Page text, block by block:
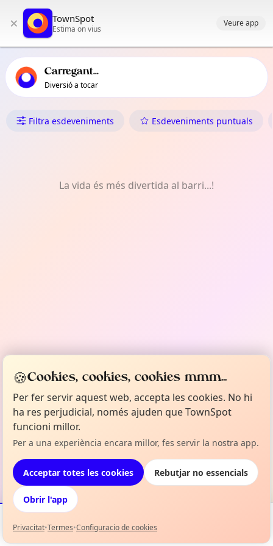
principal de TownSpot
d'esdeveniments locals de TownSpot
× TownSpot
Estima on vius
Veure app
Carregant...
Diversió a tocar
Què Fer a Old Moat
Filtra esdeveniments Esdeveniments puntuals
La vida és més divertida al barri...!
Esdeveniments Mapa La meva selecció
🍪Cookies, cookies, cookies mmm...
Per fer servir aquest web, accepta les cookies. No hi
ha res perjudicial, només ajuden que TownSpot
funcioni millor.
Per a una experiència encara millor, fes servir la nostra app.
Acceptar totes les cookies Rebutjar no essencials
Obrir l'app
Privacitat•Termes•Configuracio de cookies